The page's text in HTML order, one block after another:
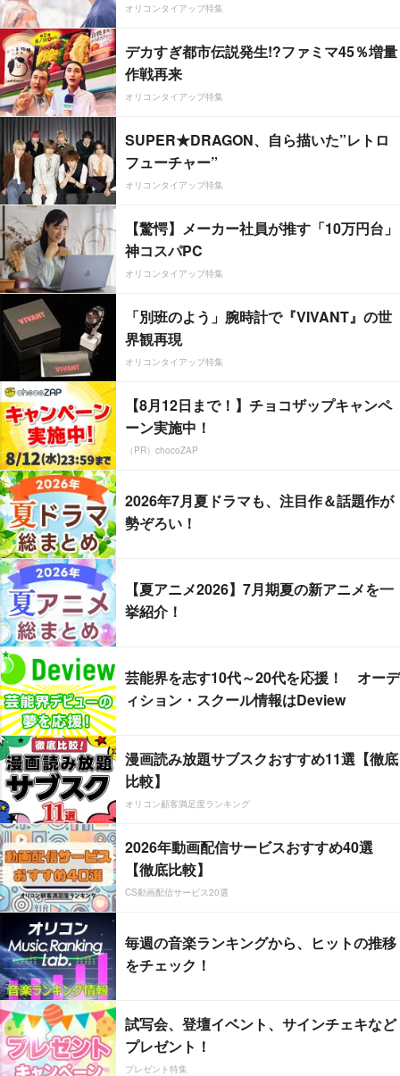
オリコンタイアップ特集
デカすぎ都市伝説発生!?ファミマ45％増量
作戦再来
オリコンタイアップ特集
SUPER★DRAGON、自ら描いた”レトロ
フューチャー”
オリコンタイアップ特集
【驚愕】メーカー社員が推す「10万円台」
神コスパPC
オリコンタイアップ特集
「別班のよう」腕時計で『VIVANT』の世
界観再現
オリコンタイアップ特集
【8月12日まで！】チョコザップキャンペ
ーン実施中！
（PR）chocoZAP
2026年7月夏ドラマも、注目作＆話題作が
勢ぞろい！
【夏アニメ2026】7月期夏の新アニメを一
挙紹介！
芸能界を志す10代～20代を応援！ オーデ
ィション・スクール情報はDeview
漫画読み放題サブスクおすすめ11選【徹底
比較】
オリコン顧客満足度ランキング
2026年動画配信サービスおすすめ40選
【徹底比較】
CS動画配信サービス20選
毎週の音楽ランキングから、ヒットの推移
をチェック！
試写会、登壇イベント、サインチェキなど
プレゼント！
プレゼント特集